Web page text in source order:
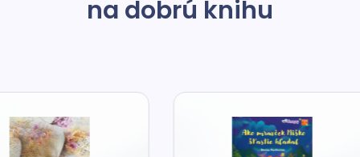
na dobrú knihu